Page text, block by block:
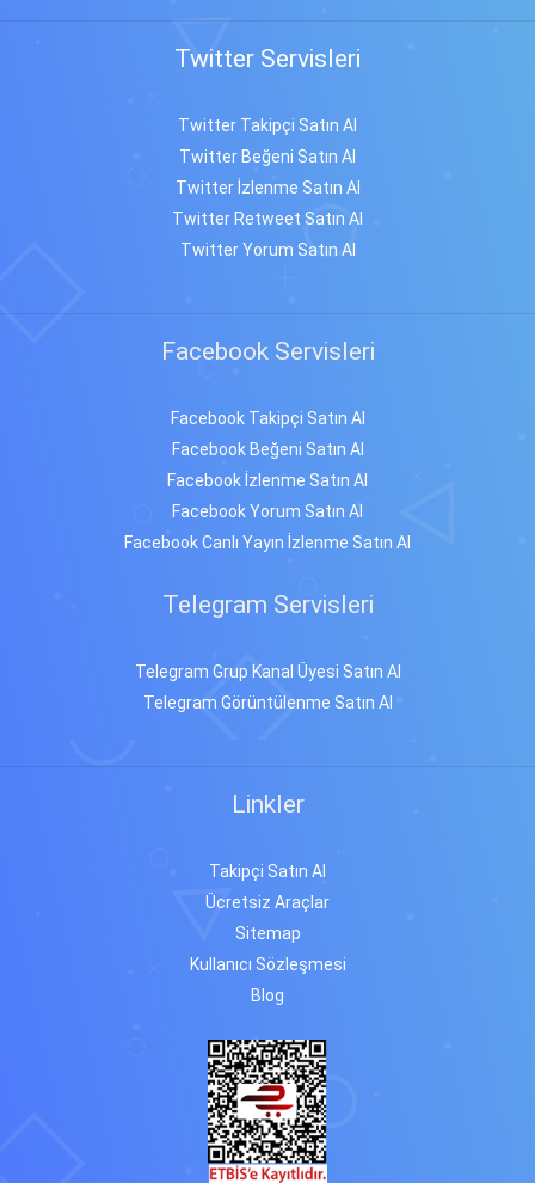
Twitter Servisleri
Twitter Takipçi Satın Al
Twitter Beğeni Satın Al
Twitter İzlenme Satın Al
Twitter Retweet Satın Al
Twitter Yorum Satın Al
Facebook Servisleri
Facebook Takipçi Satın Al
Facebook Beğeni Satın Al
Facebook İzlenme Satın Al
Facebook Yorum Satın Al
Facebook Canlı Yayın İzlenme Satın Al
Telegram Servisleri
Telegram Grup Kanal Üyesi Satın Al
Telegram Görüntülenme Satın Al
Linkler
Takipçi Satın Al
Ücretsiz Araçlar
Sitemap
Kullanıcı Sözleşmesi
Blog